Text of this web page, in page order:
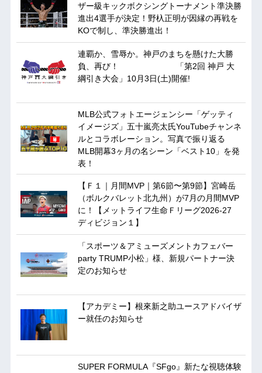
ザー級キックボクシングトーナメント準決勝
進出4選手が決定！野杁正明が因縁の再戦を
KOで制し、準決勝進出！
連覇か、雪辱か。神戸のまちを懸けた大勝
負、再び！ 「第2回 神戸 大
綱引き大会」10月3日(土)開催!
MLB公式フォトエージェンシー「ゲッティ
イメージズ」五十嵐亮太氏YouTubeチャンネ
ルとコラボレーション。写真で振り返る
MLB開幕3ヶ月の名シーン「ベスト10」を発
表！
【Ｆ１｜月間MVP｜第6節〜第9節】宮崎岳
（ボルクバレット北九州）が7月の月間MVP
に！【メットライフ生命Ｆリーグ2026-27
ディビジョン１】
「スポーツ＆アミューズメントカフェバー
party TRUMP小松」様、新規パートナー決
定のお知らせ
【アカデミー】根來新之助ユースアドバイザ
ー就任のお知らせ
SUPER FORMULA『SFgo』新たな視聴体験